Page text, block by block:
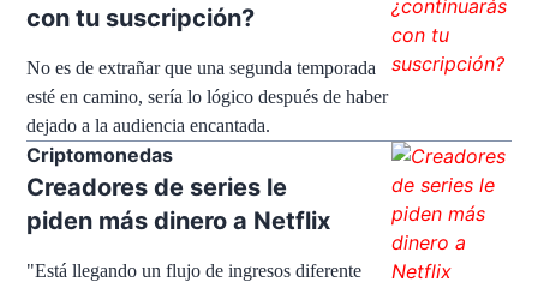
con tu suscripción?
No es de extrañar que una segunda temporada
esté en camino, sería lo lógico después de haber
dejado a la audiencia encantada.
Criptomonedas
Creadores de series le
piden más dinero a Netflix
"Está llegando un flujo de ingresos diferente